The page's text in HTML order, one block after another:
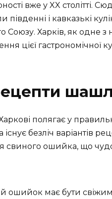
вже у XX столітті.
південні і кавказькі
Союзу. Харків, як одне з
цієї гастрономічної
полягає у
існує безліч варіантів
свиного ошийка, що
ошийок має бути свіжим,